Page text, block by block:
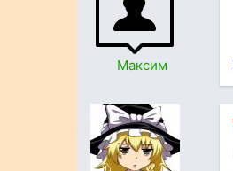
Максим